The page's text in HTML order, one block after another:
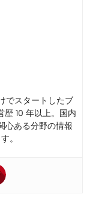
でスタートしたブ
歴 10 年以上。国内
心ある分野の情報
。